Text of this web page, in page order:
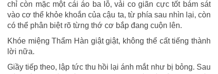
chỉ còn mặc một cái áo ba lỗ, vải co giãn cực tốt bám sát
vào cơ thể khỏe khoắn của cậu ta, từ phía sau nhìn lại, còn
có thể phân biệt rõ từng thớ cơ bắp đang cuộn lên.
Khóe miệng Thẩm Hàn giật giật, không thể cất tiếng thành
lời nữa.
Giầy tiếp theo, lập tức thu hồi lại ánh mắt như bị bỏng. Sau